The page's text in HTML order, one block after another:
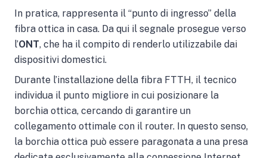
In pratica, rappresenta il “punto di ingresso” della
fibra ottica in casa. Da qui il segnale prosegue verso
l’ONT, che ha il compito di renderlo utilizzabile dai
dispositivi domestici.
Durante l’installazione della fibra FTTH, il tecnico
individua il punto migliore in cui posizionare la
borchia ottica, cercando di garantire un
collegamento ottimale con il router. In questo senso,
la borchia ottica può essere paragonata a una presa